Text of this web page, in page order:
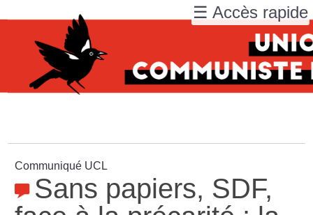
Communiqué UCL
Sans papiers, SDF,
☰ Accès rapide